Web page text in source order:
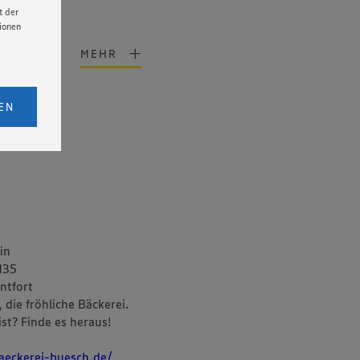
der
1
MEHR
die fröhliche Bäckerei.
Finde es heraus!
buesch.de/